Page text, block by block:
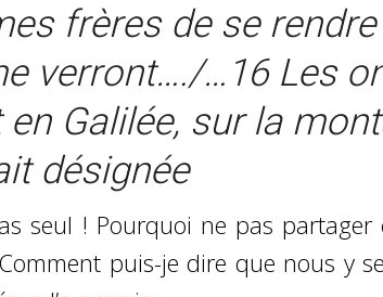
frères de se rendre
verront…./… 16 Les
en Galilée, sur la
désignée
seul ! Pourquoi ne pas
puis-je dire que nous y